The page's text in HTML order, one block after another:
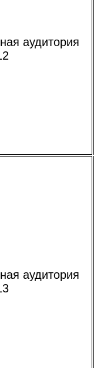
аудитория
аудитория